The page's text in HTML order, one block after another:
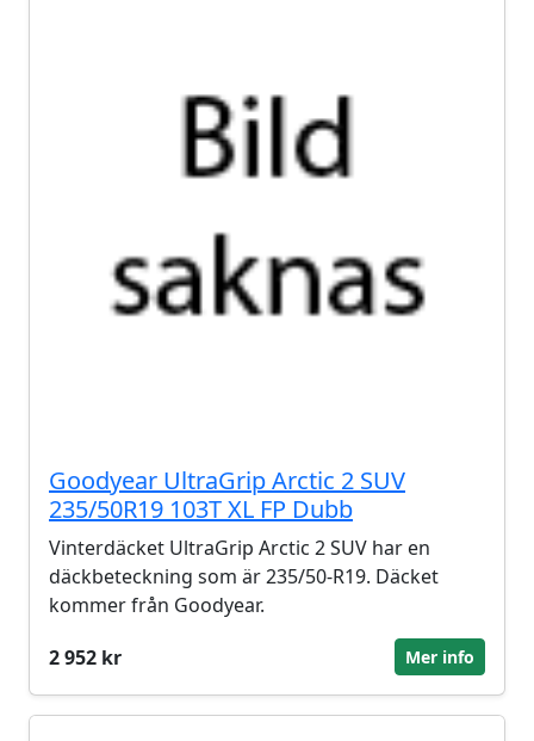
Goodyear UltraGrip Arctic 2 SUV
235/50R19 103T XL FP Dubb
Vinterdäcket UltraGrip Arctic 2 SUV har en
däckbeteckning som är 235/50-R19. Däcket
kommer från Goodyear.
2 952 kr
Mer info